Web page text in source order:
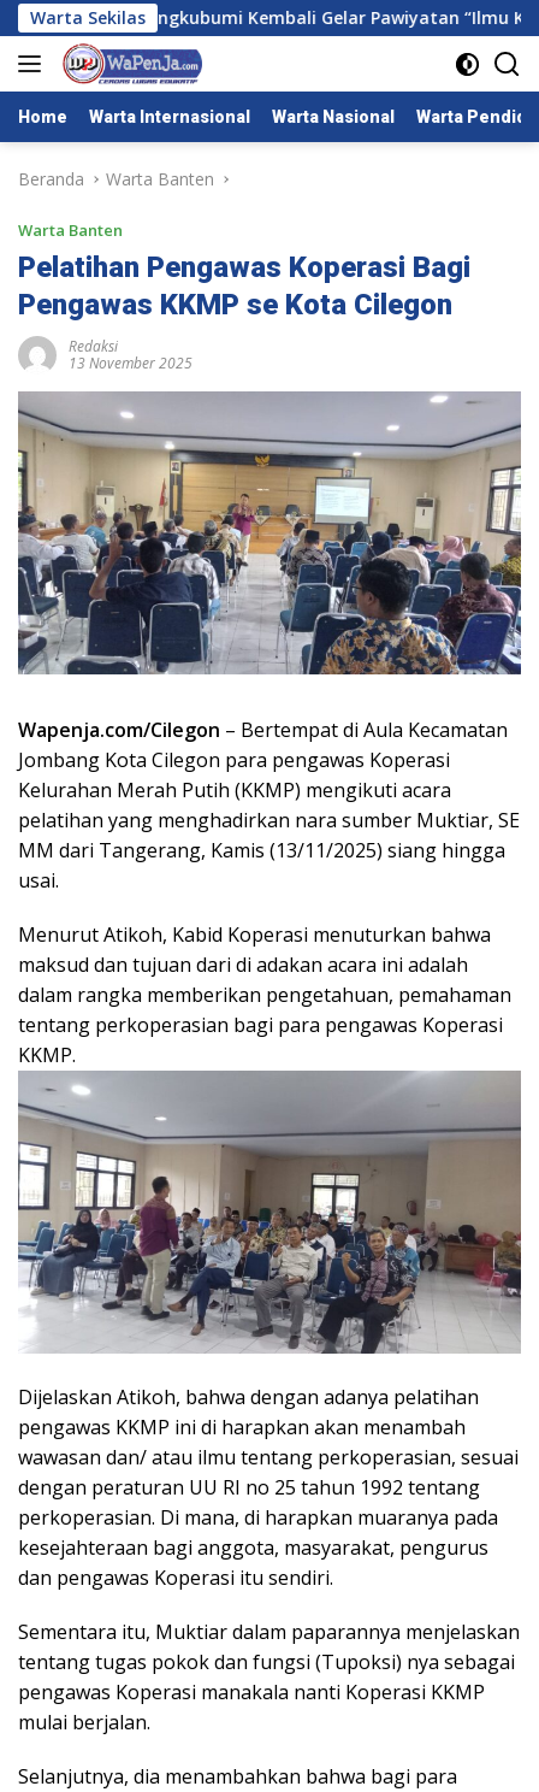
Langsung
ke
konten
Warta Sekilas
GKR. Mangkubumi Kembali Gelar Pawiyatan “Ilmu
Home Warta Internasional Warta Nasional Warta
Beranda Warta Banten
Warta Banten
Pelatihan Pengawas Koperasi Bagi
Pengawas KKMP se Kota Cilegon
Redaksi
13 November 2025
Wapenja.com/Cilegon – Bertempat di Aula Kecamatan
Jombang Kota Cilegon para pengawas Koperasi
Kelurahan Merah Putih (KKMP) mengikuti acara
pelatihan yang menghadirkan nara sumber Muktiar, SE
MM dari Tangerang, Kamis (13/11/2025) siang hingga
usai.
Menurut Atikoh, Kabid Koperasi menuturkan bahwa
maksud dan tujuan dari di adakan acara ini adalah
dalam rangka memberikan pengetahuan, pemahaman
tentang perkoperasian bagi para pengawas Koperasi
KKMP.
Dijelaskan Atikoh, bahwa dengan adanya pelatihan
pengawas KKMP ini di harapkan akan menambah
wawasan dan/ atau ilmu tentang perkoperasian, sesuai
dengan peraturan UU RI no 25 tahun 1992 tentang
perkoperasian. Di mana, di harapkan muaranya pada
kesejahteraan bagi anggota, masyarakat, pengurus
dan pengawas Koperasi itu sendiri.
Sementara itu, Muktiar dalam paparannya menjelaskan
tentang tugas pokok dan fungsi (Tupoksi) nya sebagai
pengawas Koperasi manakala nanti Koperasi KKMP
mulai berjalan.
Selanjutnya, dia menambahkan bahwa bagi para